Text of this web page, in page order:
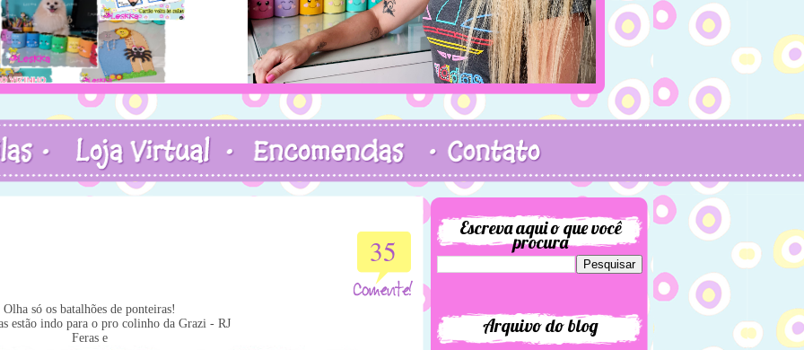
35
Olha só os batalhões de ponteiras!
estão indo para o pro colinho da Grazi - RJ
Feras e
Escreva aqui o que você
procura
Arquivo do blog